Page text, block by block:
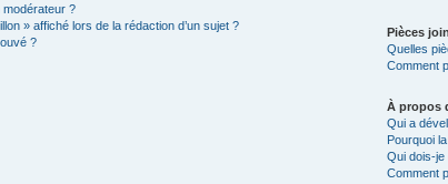
?
» affiché lors de la rédaction d’un sujet ?
?
Pièces
Quelles
Comment
À propos
Qui a
Pourquoi
Qui dois-je
Comment